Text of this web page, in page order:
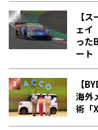
【
ェイ
った
ート
【
海外
術「